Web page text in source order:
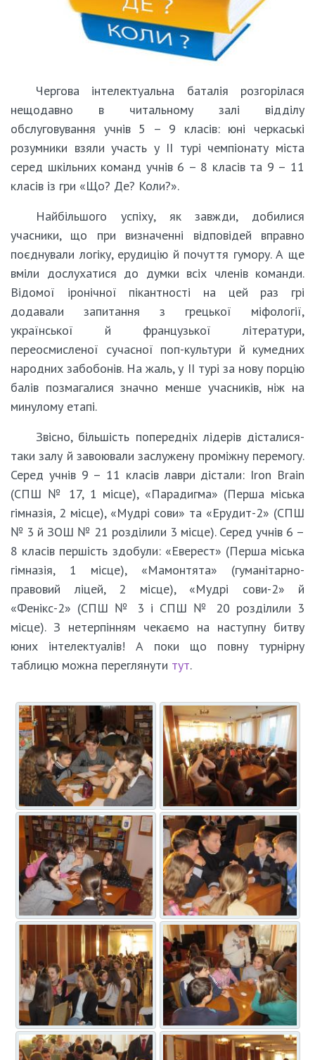
Чергова інтелектуальна баталія розгорілася
нещодавно в читальному залі відділу
обслуговування учнів 5 – 9 класів: юні черкаські
розумники взяли участь у ІІ турі чемпіонату міста
серед шкільних команд учнів 6 – 8 класів та 9 – 11
класів із гри «Що? Де? Коли?».
Найбільшого успіху, як завжди, добилися
учасники, що при визначенні відповідей вправно
поєднували логіку, ерудицію й почуття гумору. А ще
вміли дослухатися до думки всіх членів команди.
Відомої іронічної пікантності на цей раз грі
додавали запитання з грецької міфології,
української й французької літератури,
переосмисленої сучасної поп-культури й кумедних
народних забобонів. На жаль, у ІІ турі за нову порцію
балів позмагалися значно менше учасників, ніж на
минулому етапі.
Звісно, більшість попередніх лідерів дісталися-
таки залу й завоювали заслужену проміжну перемогу.
Серед учнів 9 – 11 класів лаври дістали: Iron Brain
(СПШ № 17, 1 місце), «Парадигма» (Перша міська
гімназія, 2 місце), «Мудрі сови» та «Ерудит-2» (СПШ
№ 3 й ЗОШ № 21 розділили 3 місце). Серед учнів 6 –
8 класів першість здобули: «Еверест» (Перша міська
гімназія, 1 місце), «Мамонтята» (гуманітарно-
правовий ліцей, 2 місце), «Мудрі сови-2» й
«Фенікс-2» (СПШ № 3 і СПШ № 20 розділили 3
місце). З нетерпінням чекаємо на наступну битву
юних інтелектуалів! А поки що повну турнірну
таблицю можна переглянути тут.